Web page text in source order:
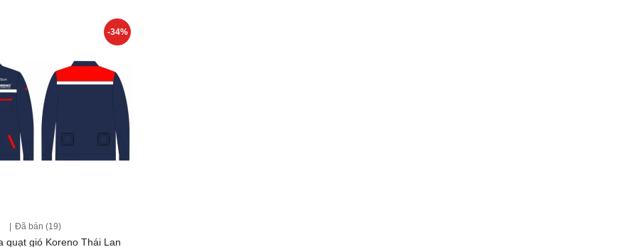
-34%
Đã bán (19)
quạt gió Koreno Thái Lan